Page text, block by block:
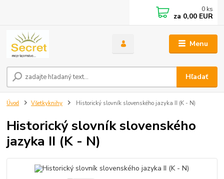
Menu
Hľadať
0 ks
za 0,00 EUR
Úvod Všetkyknihy Historický slovník slovenského jazyka II (K - N)
Historický slovník slovenského
jazyka II (K - N)